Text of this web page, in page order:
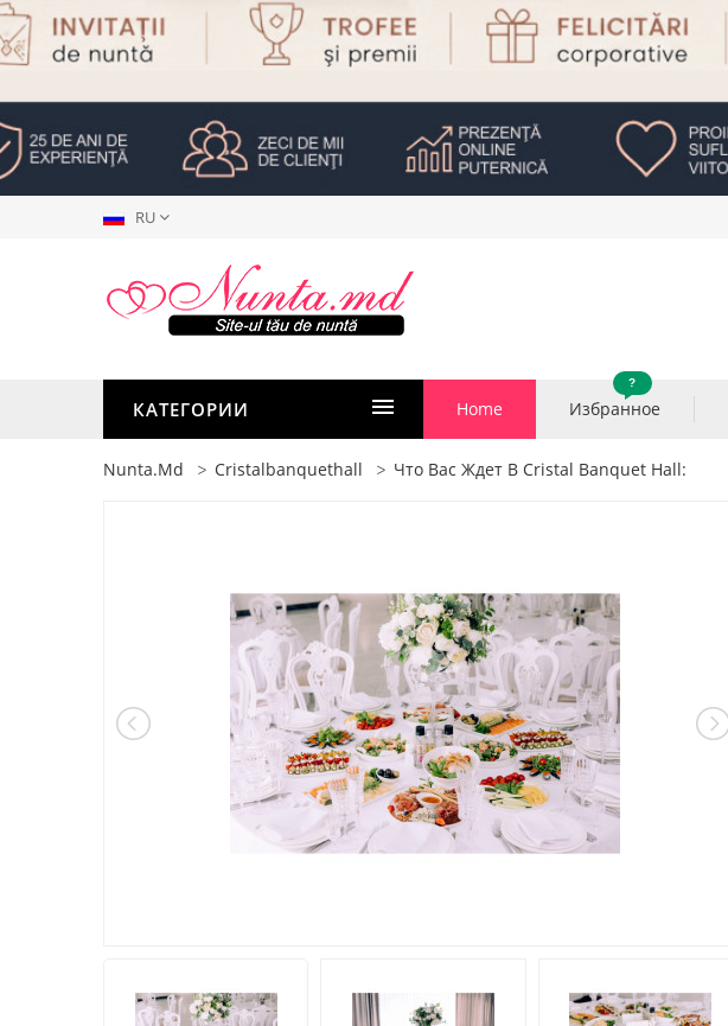
RU
КАТЕГОРИИ Home Избранное
?
Nunta.md Cristalbanquethall Что Вас Ждет В Cristal Banquet Hall: